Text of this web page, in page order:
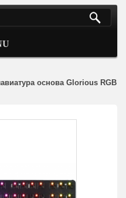
основа Glorious RGB